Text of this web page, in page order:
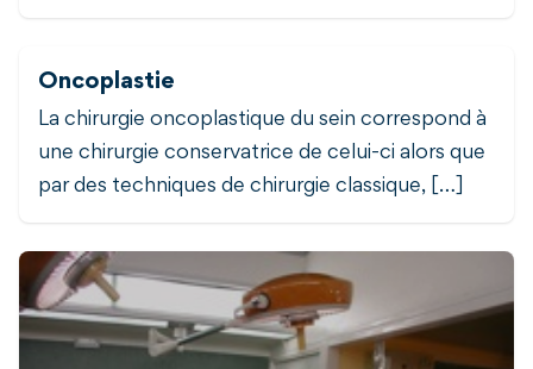
Oncoplastie
La chirurgie oncoplastique du sein correspond à
une chirurgie conservatrice de celui-ci alors que
par des techniques de chirurgie classique, […]